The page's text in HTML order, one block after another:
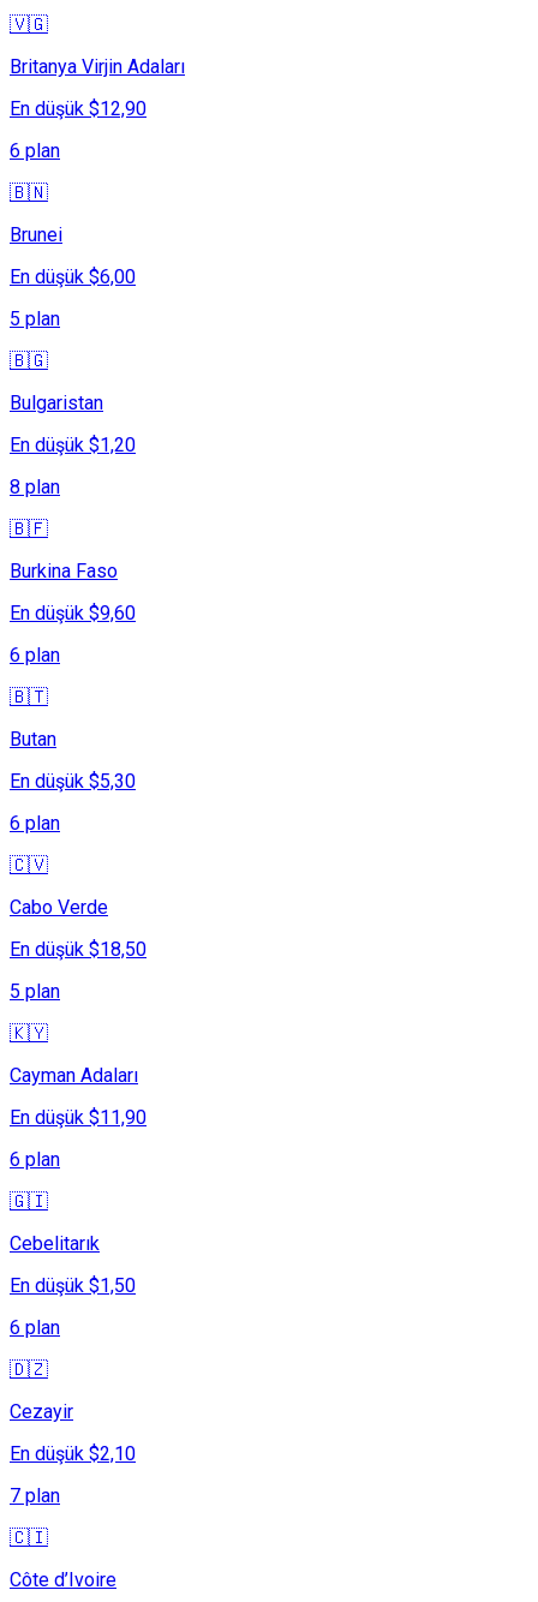
🇻🇬
Britanya Virjin Adaları
En düşük $12,90
6 plan
🇧🇳
Brunei
En düşük $6,00
5 plan
🇧🇬
Bulgaristan
En düşük $1,20
8 plan
🇧🇫
Burkina Faso
En düşük $9,60
6 plan
🇧🇹
Butan
En düşük $5,30
6 plan
🇨🇻
Cabo Verde
En düşük $18,50
5 plan
🇰🇾
Cayman Adaları
En düşük $11,90
6 plan
🇬🇮
Cebelitarık
En düşük $1,50
6 plan
🇩🇿
Cezayir
En düşük $2,10
7 plan
🇨🇮
Côte d’Ivoire